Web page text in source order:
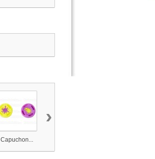
Capuchon...
›